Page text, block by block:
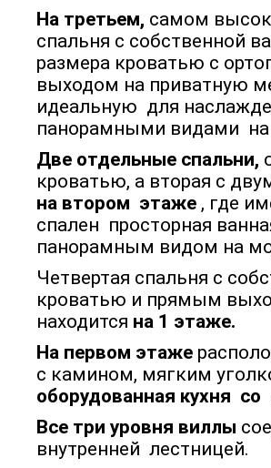
На третьем, самом
спальня с собственной
размера кроватью с
выходом на приватную
идеальную для
панорамными видами на
Две отдельные спальни,
кроватью, а вторая с
на втором этаже , где
спален просторная
панорамным видом на
Четвертая спальня с
кроватью и прямым
находится на 1 этаже.
На первом этаже
с камином, мягким
оборудованная кухня со
Все три уровня виллы
внутренней лестницей.